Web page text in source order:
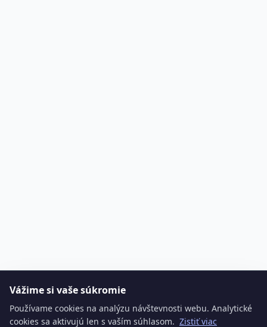
Vážime si vaše súkromie
Používame cookies na analýzu návštevnosti webu. Analytické
cookies sa aktivujú len s vaším súhlasom. Zistiť viac